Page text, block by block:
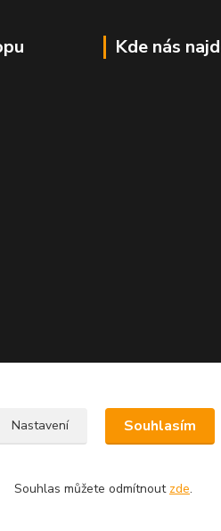
Kde nás
Nastavení Souhlasím
Souhlas můžete odmítnout zde.